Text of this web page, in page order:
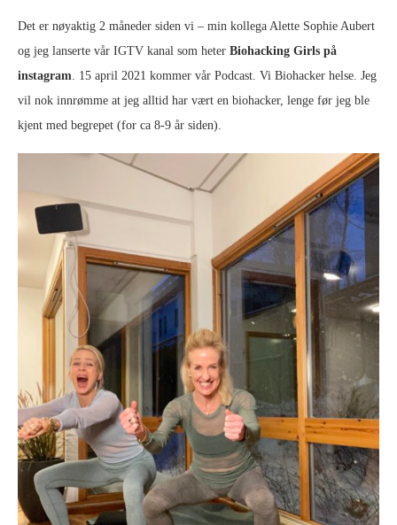
Det er nøyaktig 2 måneder siden vi – min kollega Alette Sophie Aubert
og jeg lanserte vår IGTV kanal som heter Biohacking Girls på
instagram. 15 april 2021 kommer vår Podcast. Vi Biohacker helse. Jeg
vil nok innrømme at jeg alltid har vært en biohacker, lenge før jeg ble
kjent med begrepet (for ca 8-9 år siden).